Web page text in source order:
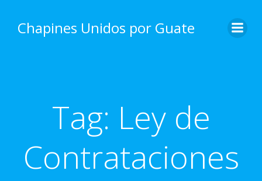
content
Chapines Unidos por Guate
Tag: Ley de
Contrataciones